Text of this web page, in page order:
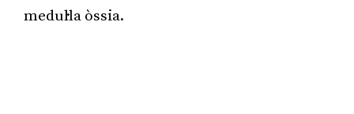
medul·la òssia.